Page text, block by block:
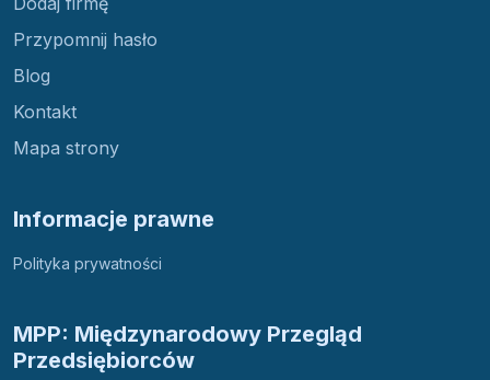
Przypomnij hasło
Blog
Kontakt
Mapa strony
Informacje prawne
Polityka prywatności
MPP: Międzynarodowy Przegląd
Przedsiębiorców